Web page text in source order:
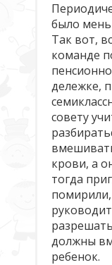
было
Так вот,
команде
дележке,
совету
крови, а
тогда
помирили,
должны
ребенок.